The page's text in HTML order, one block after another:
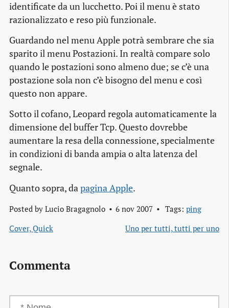
identificate da un lucchetto. Poi il menu è stato
razionalizzato e reso più funzionale.
Guardando nel menu Apple potrà sembrare che sia
sparito il menu Postazioni. In realtà compare solo
quando le postazioni sono almeno due; se c’è una
postazione sola non c’è bisogno del menu e così
questo non appare.
Sotto il cofano, Leopard regola automaticamente la
dimensione del buffer Tcp. Questo dovrebbe
aumentare la resa della connessione, specialmente
in condizioni di banda ampia o alta latenza del
segnale.
Quanto sopra, da pagina Apple.
Posted by Lucio Bragagnolo 6 nov 2007 Tags: ping
Cover, Quick
Uno per tutti, tutti per uno
Commenta